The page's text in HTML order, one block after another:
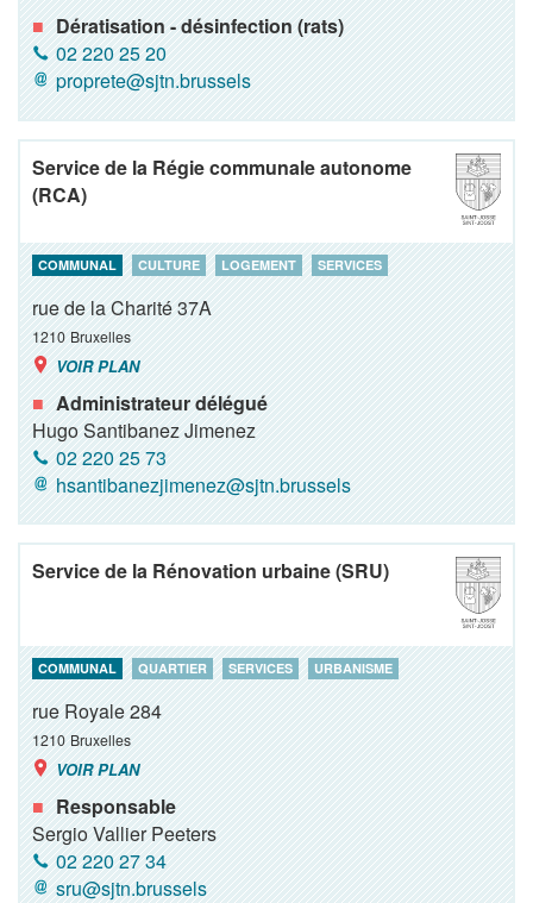
Dératisation - désinfection (rats)
02 220 25 20
proprete@sjtn.brussels
Service de la Régie communale autonome
(RCA)
COMMUNAL CULTURE LOGEMENT SERVICES
rue de la Charité 37A
1210 Bruxelles
VOIR PLAN
Administrateur délégué
Hugo Santibanez Jimenez
02 220 25 73
hsantibanezjimenez@sjtn.brussels
Service de la Rénovation urbaine (SRU)
COMMUNAL QUARTIER SERVICES URBANISME
rue Royale 284
1210 Bruxelles
VOIR PLAN
Responsable
Sergio Vallier Peeters
02 220 27 34
sru@sjtn.brussels